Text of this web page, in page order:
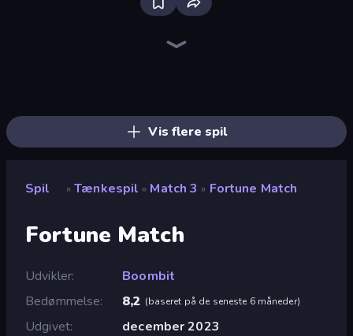
Vis flere spil
Spil » Tænkespil » Match 3 » Fortune Match
Fortune Match
Udvikler
Boombit
Bedømmelse
8,2 (baseret på de seneste 6 måneder)
Udgivet
december 2023